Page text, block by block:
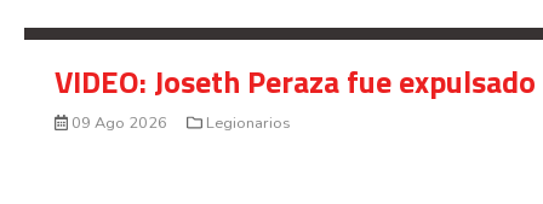
VIDEO: Joseth Peraza fue
09 Ago 2026 Legionarios